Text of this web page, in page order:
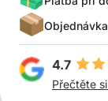
4.7
Přečtěte